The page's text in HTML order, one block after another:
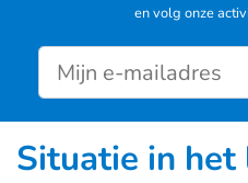
en volg onze
Situatie in het